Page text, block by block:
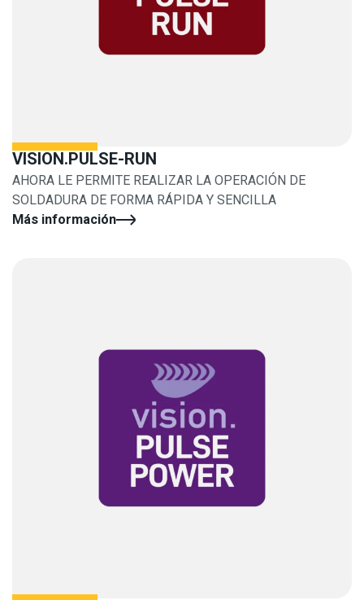
VISION.PULSE-RUN
AHORA LE PERMITE REALIZAR LA OPERACIÓN DE
SOLDADURA DE FORMA RÁPIDA Y SENCILLA
Más información